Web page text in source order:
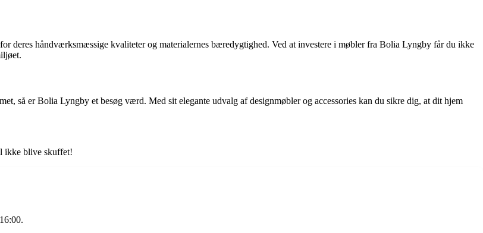
håndværksmæssige kvaliteter og materialernes bæredygtighed. Ved at investere i møbler fra Bolia Lyngby får du ikke
så er Bolia Lyngby et besøg værd. Med sit elegante udvalg af designmøbler og accessories kan du sikre dig, at dit hjem
ikke blive skuffet!